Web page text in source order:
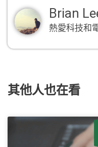
Brian
熱愛科技和
其他人也在看